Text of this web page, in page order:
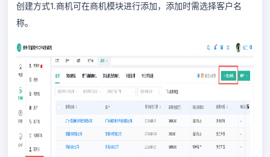
创建方式1.商机可在商机模块进行添加，添加时需选择客户名
称。